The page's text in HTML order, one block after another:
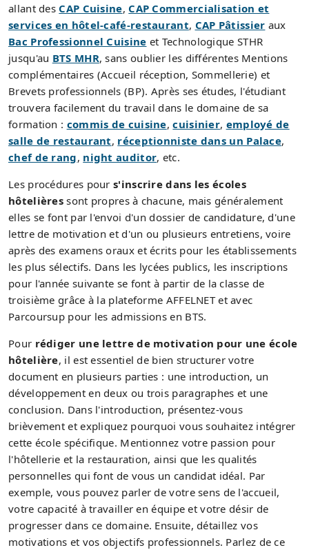
allant des CAP Cuisine, CAP Commercialisation et
services en hôtel-café-restaurant, CAP Pâtissier aux
Bac Professionnel Cuisine et Technologique STHR
jusqu'au BTS MHR, sans oublier les différentes Mentions
complémentaires (Accueil réception, Sommellerie) et
Brevets professionnels (BP). Après ses études, l'étudiant
trouvera facilement du travail dans le domaine de sa
formation : commis de cuisine,cuisinier, employé de
salle de restaurant, réceptionniste dans un Palace,
chef de rang, night auditor, etc.
Les procédures pour s'inscrire dans les écoles
hôtelières sont propres à chacune, mais généralement
elles se font par l'envoi d'un dossier de candidature, d'une
lettre de motivation et d'un ou plusieurs entretiens, voire
après des examens oraux et écrits pour les établissements
les plus sélectifs. Dans les lycées publics, les inscriptions
pour l'année suivante se font à partir de la classe de
troisième grâce à la plateforme AFFELNET et avec
Parcoursup pour les admissions en BTS.
Pour rédiger une lettre de motivation pour une école
hôtelière, il est essentiel de bien structurer votre
document en plusieurs parties : une introduction, un
développement en deux ou trois paragraphes et une
conclusion. Dans l'introduction, présentez-vous
brièvement et expliquez pourquoi vous souhaitez intégrer
cette école spécifique. Mentionnez votre passion pour
l'hôtellerie et la restauration, ainsi que les qualités
personnelles qui font de vous un candidat idéal. Par
exemple, vous pouvez parler de votre sens de l'accueil,
votre capacité à travailler en équipe et votre désir de
progresser dans ce domaine. Ensuite, détaillez vos
motivations et vos objectifs professionnels. Parlez de ce